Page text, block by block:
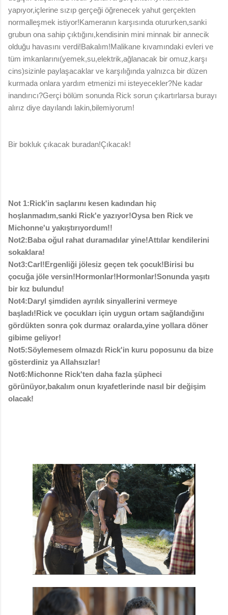
yapıyor,içlerine sızıp gerçeği öğrenecek yahut gerçekten
normalleşmek istiyor!Kameranın karşısında otururken,sanki
grubun ona sahip çıktığını,kendisinin mini minnak bir annecik
olduğu havasını verdi!Bakalım!Malikane kıvamındaki evleri ve
tüm imkanlarını(yemek,su,elektrik,ağlanacak bir omuz,karşı
cins)sizinle paylaşacaklar ve karşılığında yalnızca bir düzen
kurmada onlara yardım etmenizi mi isteyecekler?Ne kadar
inandırıcı?Gerçi bölüm sonunda Rick sorun çıkartırlarsa burayı
alırız diye dayılandı lakin,bilemiyorum!
Bir bokluk çıkacak buradan!Çıkacak!
Not 1:Rick'in saçlarını kesen kadından hiç
hoşlanmadım,sanki Rick'e yazıyor!Oysa ben Rick ve
Michonne'u yakıştırıyordum!!
Not2:Baba oğul rahat duramadılar yine!Attılar kendilerini
sokaklara!
Not3:Carl!Ergenliği jölesiz geçen tek çocuk!Birisi bu
çocuğa jöle versin!Hormonlar!Hormonlar!Sonunda yaşıtı
bir kız bulundu!
Not4:Daryl şimdiden ayrılık sinyallerini vermeye
başladı!Rick ve çocukları için uygun ortam sağlandığını
gördükten sonra çok durmaz oralarda,yine yollara döner
gibime geliyor!
Not5:Söylemesem olmazdı Rick'in kuru poposunu da bize
gösterdiniz ya Allahsızlar!
Not6:Michonne Rick'ten daha fazla şüpheci
görünüyor,bakalım onun kıyafetlerinde nasıl bir değişim
olacak!